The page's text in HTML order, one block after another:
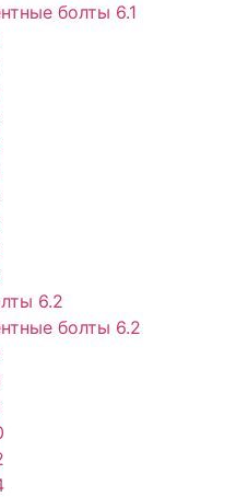
болты 6.1
6.2
болты 6.2